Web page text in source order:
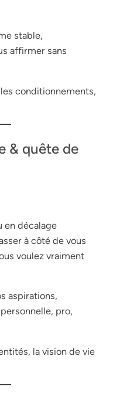
stable,
affirmer sans
conditionnements,
& quête de
en décalage
à côté de vous
voulez vraiment
aspirations,
pro,
la vision de vie